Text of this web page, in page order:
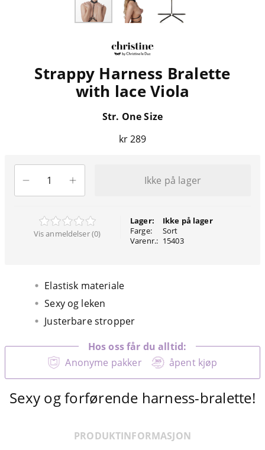
Strappy Harness Bralette
with lace Viola
Str. One Size
kr 289
Ikke på lager
Vis anmeldelser (0)
Lager:
Farge:
Varenr.:
Ikke på lager
Sort
15403
Elastisk materiale
Sexy og leken
Justerbare stropper
Anonyme pakker åpent kjøp
Hos oss får du alltid:
Sexy og forførende harness-bralette!
PRODUKTINFORMASJON